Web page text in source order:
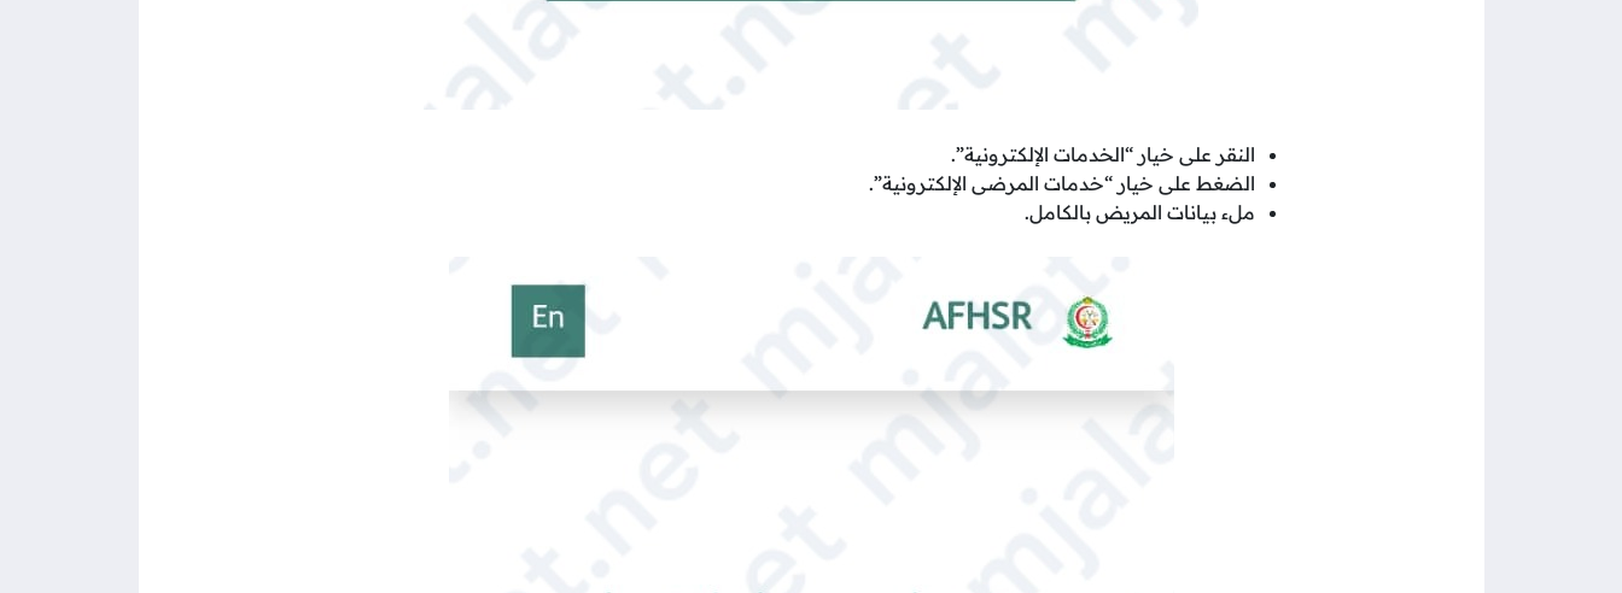
النقر على خيار “الخدمات الإلكترونية”.
الضغط على خيار “خدمات المرضى الإلكترونية”.
ملء بيانات المريض بالكامل.